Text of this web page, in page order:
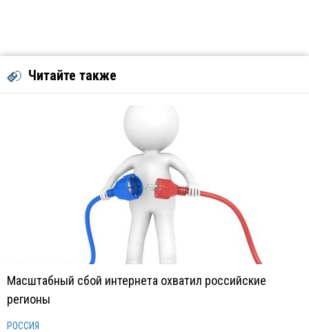
Читайте также
Масштабный сбой интернета охватил российские
регионы
РОССИЯ